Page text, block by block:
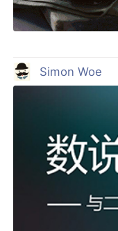
Simon Woe